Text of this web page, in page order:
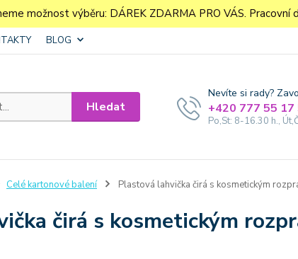
možnost výběru: DÁREK ZDARMA PRO VÁS. Pracovní
BLOG
Hledat
Nevíte si rady?
+420 777 55 17
Po,St: 8-16.30 h.,
Celé kartonové balení Plastová lahvička čirá s kosmetickým
čirá s kosmetickým